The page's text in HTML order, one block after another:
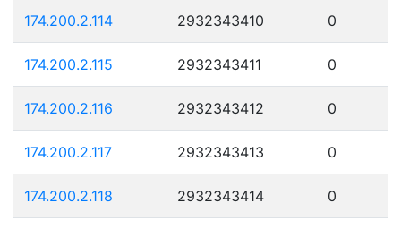
174.200.2.114 2932343410 0
174.200.2.115 2932343411 0
174.200.2.116 2932343412 0
174.200.2.117 2932343413 0
174.200.2.118 2932343414 0